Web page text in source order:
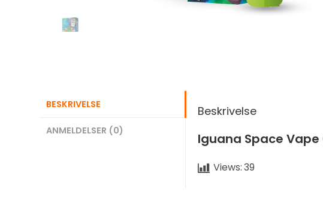
BESKRIVELSE
ANMELDELSER (0)
Beskrivelse
Iguana Space
Views:39